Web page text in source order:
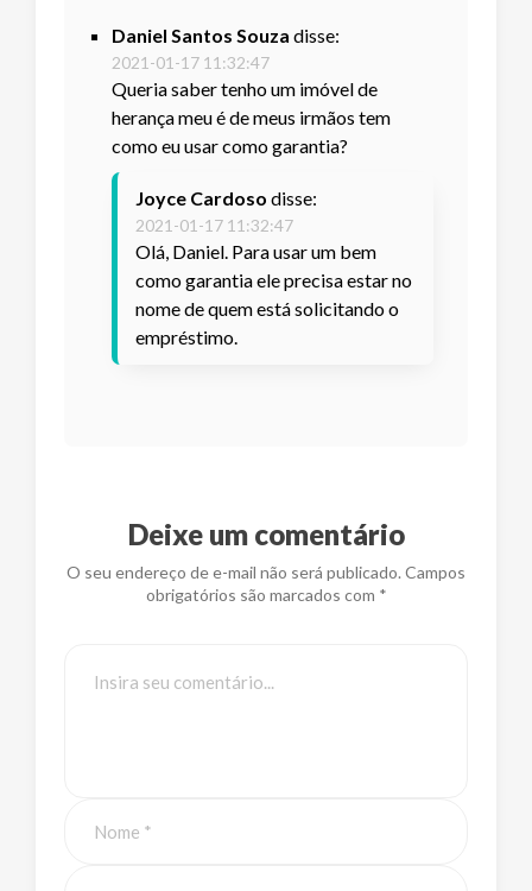
Daniel Santos Souza disse:
2021-01-17 11:32:47
Queria saber tenho um imóvel de
herança meu é de meus irmãos tem
como eu usar como garantia?
Joyce Cardoso disse:
2021-01-17 11:32:47
Olá, Daniel. Para usar um bem
como garantia ele precisa estar no
nome de quem está solicitando o
empréstimo.
Deixe um comentário
O seu endereço de e-mail não será publicado. Campos
obrigatórios são marcados com *